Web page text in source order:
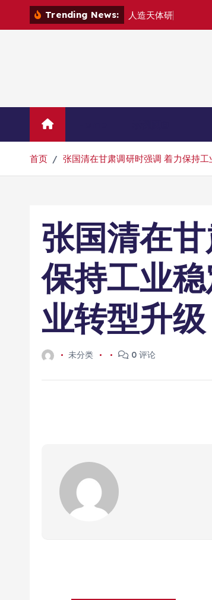
Trending News: 人造天体研
首页 张国清在甘肃调研时强调 着力保持
张国清在
保持工业
业转型升级
未分类 0 评论